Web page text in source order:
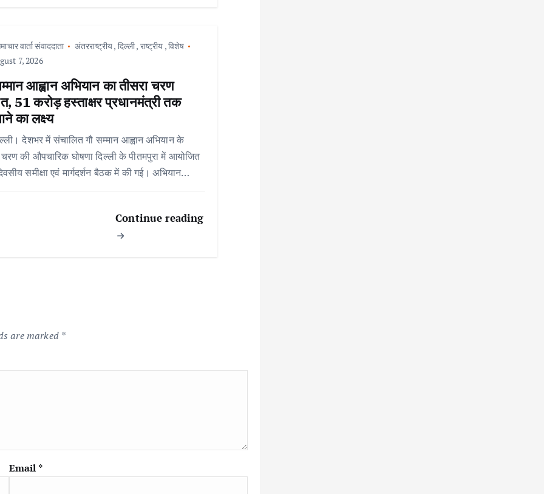
वार्ता संवाददाता अंतरराष्ट्रीय, दिल्ली, राष्ट्रीय ,विशेष
7, 2026
आह्वान अभियान का तीसरा चरण
51 करोड़ हस्ताक्षर प्रधानमंत्री तक
का लक्ष्य
देशभर में संचालित गौ सम्मान आह्वान अभियान के
की औपचारिक घोषणा दिल्ली के पीतमपुरा में आयोजित
समीक्षा एवं मार्गदर्शन बैठक में की गई। अभियान…
Continue reading
are marked *
Email *